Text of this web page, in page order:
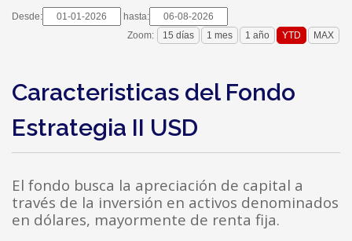
Desde:
hasta:
Zoom:
Caracteristicas del Fondo
Estrategia II USD
El fondo busca la apreciación de capital a
través de la inversión en activos denominados
en dólares, mayormente de renta fija.